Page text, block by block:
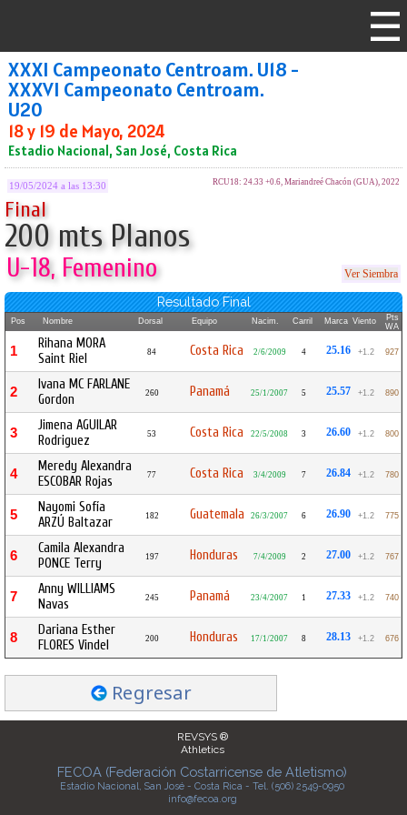
XXXI Campeonato Centroam. U18 -
XXXVI Campeonato Centroam.
U20
18 y 19 de Mayo, 2024
Estadio Nacional, San José, Costa Rica
19/05/2024 a las 13:30 RCU18: 24.33 +0.6, Mariandreé Chacón (GUA), 2022
Final
200 mts Planos
U-18, Femenino Ver Siembra
Resultado Final
Pos Nombre Dorsal Equipo Nacim. Carril Marca Viento
Pts
WA
1
Rihana MORA
Saint Riel
84 Costa Rica 2/6/2009 4 25.16 +1.2 927
2
Ivana MC FARLANE
Gordon
260 Panamá 25/1/2007 5 25.57 +1.2 890
3
Jimena AGUILAR
Rodriguez
53 Costa Rica 22/5/2008 3 26.60 +1.2 800
4
Meredy Alexandra
ESCOBAR Rojas
77 Costa Rica 3/4/2009 7 26.84 +1.2 780
5
Nayomi Sofía
ARZÚ Baltazar
182 Guatemala 26/3/2007 6 26.90 +1.2 775
6
Camila Alexandra
PONCE Terry
197 Honduras 7/4/2009 2 27.00 +1.2 767
7
Anny WILLIAMS
Navas
245 Panamá 23/4/2007 1 27.33 +1.2 740
8
Dariana Esther
FLORES Vindel
200 Honduras 17/1/2007 8 28.13 +1.2 676
Regresar
REVSYS ®
Athletics
FECOA (Federación Costarricense de Atletismo)
Estadio Nacional, San José - Costa Rica - Tel. (506) 2549-0950
info@fecoa.org